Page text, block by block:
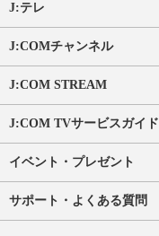
J:テレ
J:COMチャンネル
J:COM STREAM
J:COM TVサービスガイド
イベント・プレゼント
サポート・よくある質問